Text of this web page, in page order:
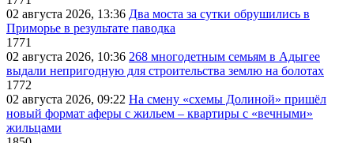
02 августа 2026, 13:36 Два моста за сутки обрушились в
Приморье в результате паводка
1771
02 августа 2026, 10:36 268 многодетным семьям в Адыгее
выдали непригодную для строительства землю на болотах
1772
02 августа 2026, 09:22 На смену «схемы Долиной» пришёл
новый формат аферы с жильем – квартиры с «вечными»
жильцами